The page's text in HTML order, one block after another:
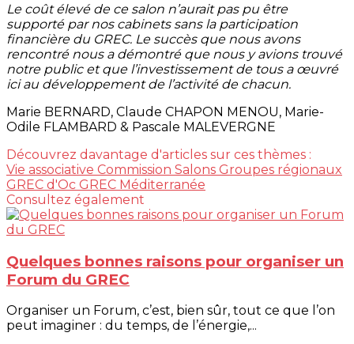
Le coût élevé de ce salon n’aurait pas pu être
supporté par nos cabinets sans la participation
financière du GREC. Le succès que nous avons
rencontré nous a démontré que nous y avions trouvé
notre public et que l’investissement de tous a œuvré
ici au développement de l’activité de chacun.
Marie BERNARD, Claude CHAPON MENOU, Marie-
Odile FLAMBARD & Pascale MALEVERGNE
Découvrez davantage d'articles sur ces thèmes :
Vie associative Commission Salons Groupes régionaux
GREC d'Oc GREC Méditerranée
Consultez également
Quelques bonnes raisons pour organiser un
Forum du GREC
Organiser un Forum, c’est, bien sûr, tout ce que l’on
peut imaginer : du temps, de l’énergie,...